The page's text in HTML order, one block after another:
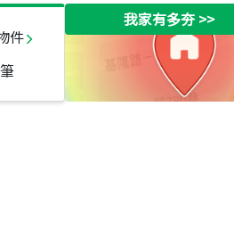
件
筆
我家有多夯>>